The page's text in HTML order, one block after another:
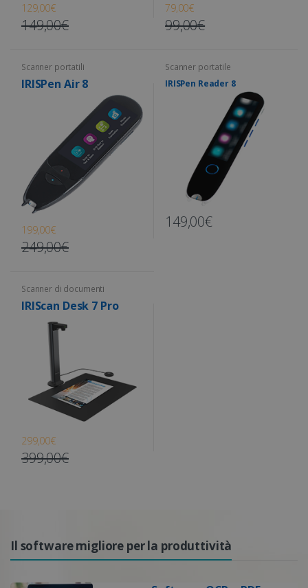
129,00€
149,00€
79,00€
99,00€
Scanner portatili
IRISPen Air 8
199,00€
249,00€
Scanner portatile
IRISPen Reader 8
149,00€
Scanner di documenti
IRIScan Desk 7 Pro
299,00€
399,00€
Il software migliore per la produttività